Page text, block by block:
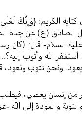
الكريم: {وَإِنَّكَ
الصادق (ع) عن جده
السلام- قال: (كان
الله وأتوب
ونحن نتوب ونعود،
من إنسان يعصي،
والعودة إلى